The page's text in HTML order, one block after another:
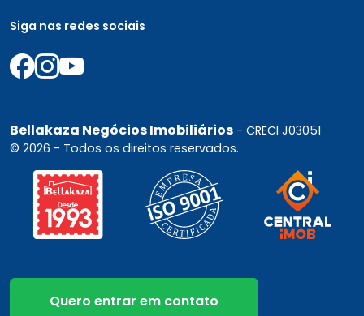
Siga nas redes sociais
Bellakaza Negócios Imobiliários - CRECI J03051
© 2026 - Todos os direitos reservados.
Quero entrar em contato